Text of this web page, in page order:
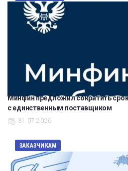
Минфин предложил сократить
с единственным поставщиком
31.07.2026
ЗАКАЗЧИКАМ